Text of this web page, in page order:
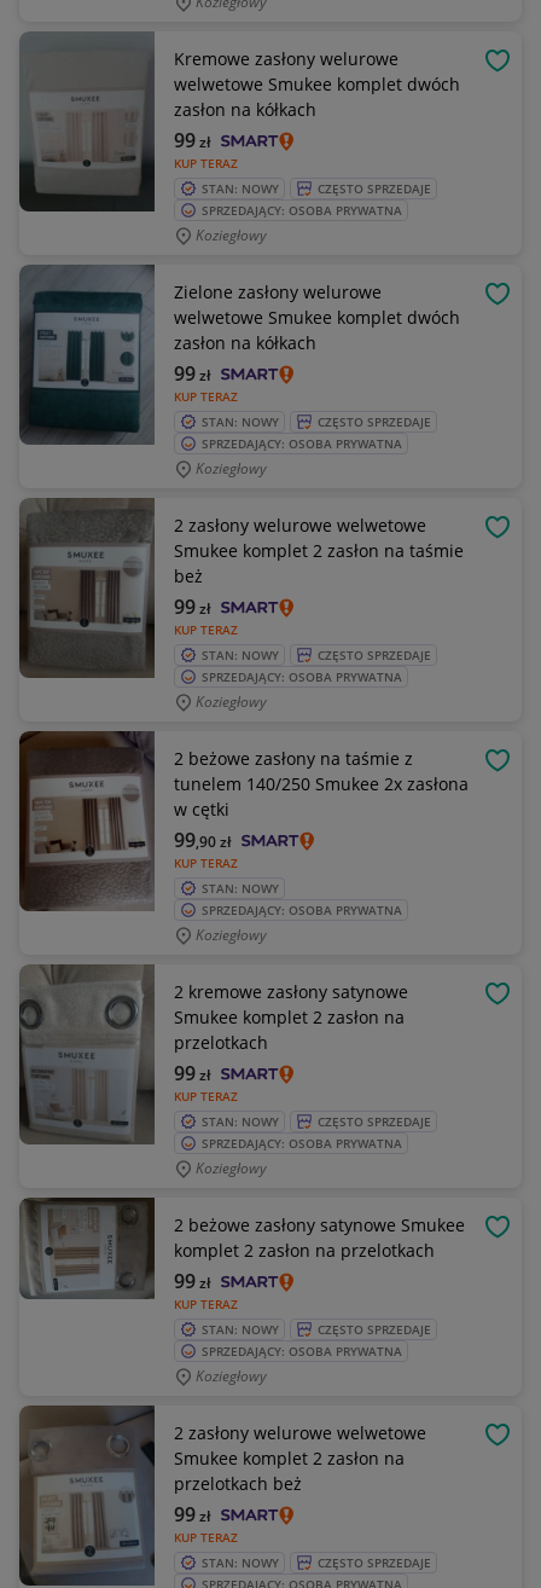
Kremowe zasłony welurowe
welwetowe Smukee komplet dwóch
zasłon na kółkach
KUP TERAZ
99zł
STAN: NOWY
CZĘSTO SPRZEDAJE
SPRZEDAJĄCY: OSOBA PRYWATNA
Koziegłowy
Zielone zasłony welurowe
welwetowe Smukee komplet dwóch
zasłon na kółkach
KUP TERAZ
99zł
STAN: NOWY
CZĘSTO SPRZEDAJE
SPRZEDAJĄCY: OSOBA PRYWATNA
Koziegłowy
2 zasłony welurowe welwetowe
Smukee komplet 2 zasłon na taśmie
beż
KUP TERAZ
99zł
STAN: NOWY
CZĘSTO SPRZEDAJE
SPRZEDAJĄCY: OSOBA PRYWATNA
Koziegłowy
2 beżowe zasłony na taśmie z
tunelem 140/250 Smukee 2x zasłona
w cętki
KUP TERAZ
99,90zł
STAN: NOWY
SPRZEDAJĄCY: OSOBA PRYWATNA
Koziegłowy
2 kremowe zasłony satynowe
Smukee komplet 2 zasłon na
przelotkach
KUP TERAZ
99zł
STAN: NOWY
CZĘSTO SPRZEDAJE
SPRZEDAJĄCY: OSOBA PRYWATNA
Koziegłowy
2 beżowe zasłony satynowe Smukee
komplet 2 zasłon na przelotkach
KUP TERAZ
99zł
STAN: NOWY
CZĘSTO SPRZEDAJE
SPRZEDAJĄCY: OSOBA PRYWATNA
Koziegłowy
2 zasłony welurowe welwetowe
Smukee komplet 2 zasłon na
przelotkach beż
KUP TERAZ
99zł
STAN: NOWY
CZĘSTO SPRZEDAJE
SPRZEDAJĄCY: OSOBA PRYWATNA